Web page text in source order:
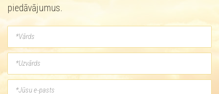
piedāvājumus.